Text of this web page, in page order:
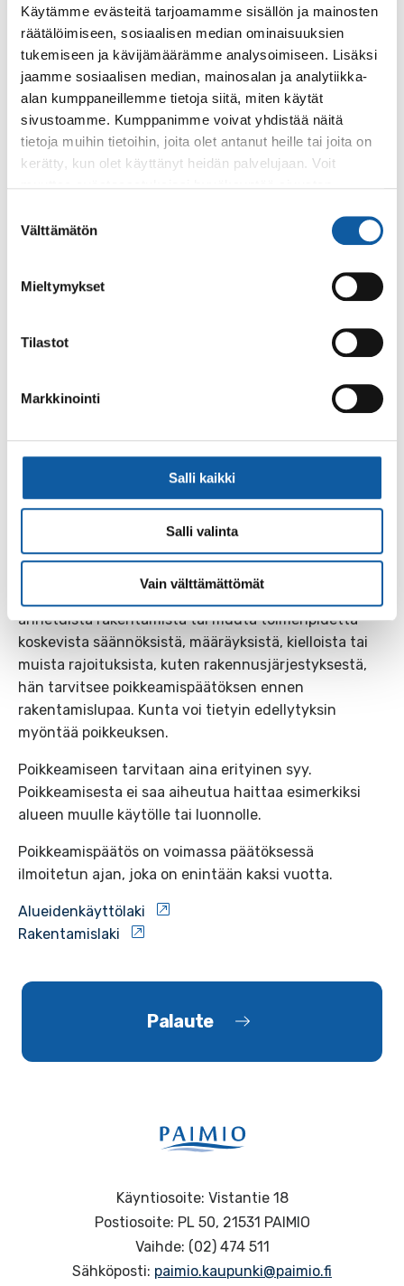
Käytämme evästeitä tarjoamamme sisällön ja mainosten
räätälöimiseen, sosiaalisen median ominaisuuksien
tukemiseen ja kävijämäärämme analysoimiseen. Lisäksi
jaamme sosiaalisen median, mainosalan ja analytiikka-
alan kumppaneillemme tietoja siitä, miten käytät
sivustoamme. Kumppanimme voivat yhdistää näitä
tietoja muihin tietoihin, joita olet antanut heille tai joita on
kerätty, kun olet käyttänyt heidän palvelujaan. Voit
valinta
Välttämätön
Mieltymykset
Tilastot
Markkinointi
Salli kaikki
Salli valinta
Vain välttämättömät
Puhelinnumerot
Tausta ja lainsäädäntö
Rakentamisluvan hakeminen voi tietyissä tilanteissa
edellyttää suunnittelutarveratkaisua tai
suunnittelutarveratkaisu, jos hän hakee
Suunnittelutarveratkaisua on haettava kunnan
määräämältä viranomaiselta ennen rakentamisluvan
asemakaavoituksen ulkopuolinen alue, jonka suhteen
vesijohtojen tai viemärien rakentamiseen.
ilmoitetun ajan, enintään kaksi vuotta.
Rakentamislupaa on haettava tänä aikana.
annetuista rakentamista tai muuta toimenpidettä
koskevista säännöksistä, määräyksistä, kielloista tai
muista rajoituksista, kuten rakennusjärjestyksestä,
hän tarvitsee poikkeamispäätöksen ennen
rakentamislupaa. Kunta voi tietyin edellytyksin
myöntää poikkeuksen.
Poikkeamiseen tarvitaan aina erityinen syy.
Poikkeamisesta ei saa aiheutua haittaa esimerkiksi
alueen muulle käytölle tai luonnolle.
Poikkeamispäätös on voimassa päätöksessä
ilmoitetun ajan, joka on enintään kaksi vuotta.
Alueidenkäyttölaki
Rakentamislaki
Palaute
Käyntiosoite: Vistantie 18
Postiosoite: PL 50, 21531 PAIMIO
Vaihde: (02) 474 511
Sähköposti: paimio.kaupunki@paimio.fi